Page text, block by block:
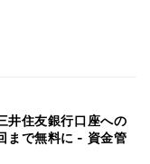
井住友銀行口座への
まで無料に - 資金管